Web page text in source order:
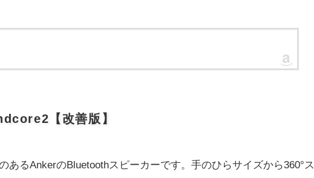
【改善版】
あるAnkerのBluetoothスピーカーです。手のひらサイズから360°ス